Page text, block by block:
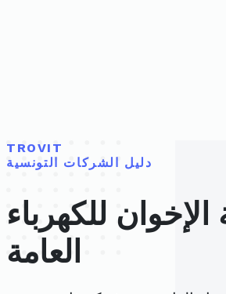
TROVIT
دليل الشركات التونسية
للكهرباء
العامة